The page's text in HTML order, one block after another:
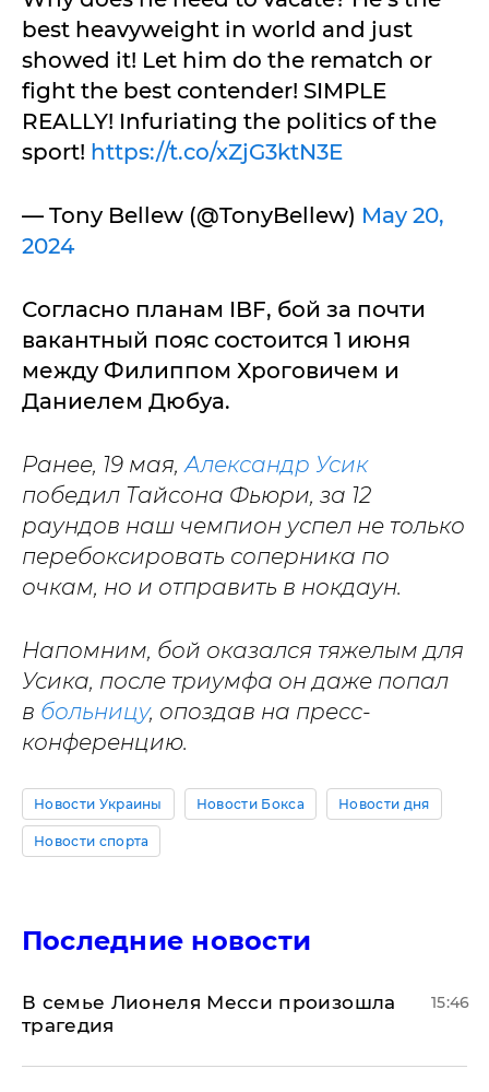
best heavyweight in world and just
showed it! Let him do the rematch or
fight the best contender! SIMPLE
REALLY! Infuriating the politics of the
sport! https://t.co/xZjG3ktN3E
— Tony Bellew (@TonyBellew) May 20,
2024
Согласно планам IBF, бой за почти
вакантный пояс состоится 1 июня
между Филиппом Хроговичем и
Даниелем Дюбуа.
Ранее, 19 мая,Александр Усик
победил Тайсона Фьюри, за 12
раундов наш чемпион успел не только
перебоксировать соперника по
очкам, но и отправить в нокдаун.
Напомним, бой оказался тяжелым для
Усика, после триумфа он даже попал
в больницу, опоздав на пресс-
конференцию.
Новости Украины Новости Бокса Новости дня
Новости спорта
Последние новости
В семье Лионеля Месси произошла
трагедия
15:46